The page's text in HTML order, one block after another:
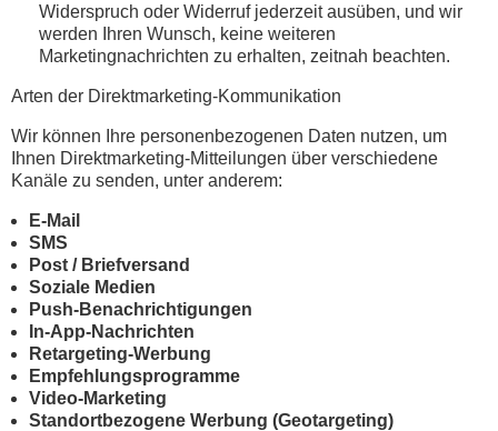
Widerspruch oder Widerruf jederzeit ausüben, und wir
werden Ihren Wunsch, keine weiteren
Marketingnachrichten zu erhalten, zeitnah beachten.
Arten der Direktmarketing-Kommunikation
Wir können Ihre personenbezogenen Daten nutzen, um
Ihnen Direktmarketing-Mitteilungen über verschiedene
Kanäle zu senden, unter anderem:
E-Mail
SMS
Post / Briefversand
Soziale Medien
Push-Benachrichtigungen
In-App-Nachrichten
Retargeting-Werbung
Empfehlungsprogramme
Video-Marketing
Standortbezogene Werbung (Geotargeting)